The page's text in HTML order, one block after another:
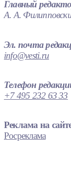
Главный
А. А.
Эл. почта
info@vesti.ru
Телефон
+7 495 232 63 33
Реклама на
Росреклама